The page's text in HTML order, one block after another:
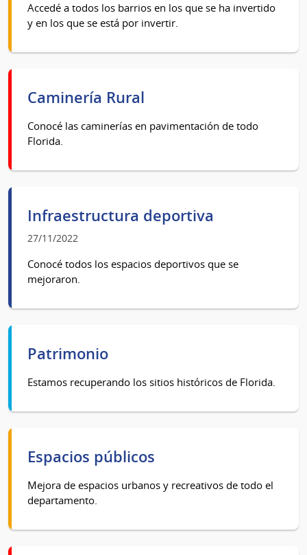
Accedé a todos los barrios en los que se ha invertido
y en los que se está por invertir.
Caminería Rural
Conocé las caminerías en pavimentación de todo
Florida.
Infraestructura deportiva
27/11/2022
Conocé todos los espacios deportivos que se
mejoraron.
Patrimonio
Estamos recuperando los sitios históricos de Florida.
Espacios públicos
Mejora de espacios urbanos y recreativos de todo el
departamento.